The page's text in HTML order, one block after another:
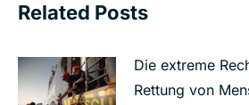
Related Posts
Die extreme
Rettung von